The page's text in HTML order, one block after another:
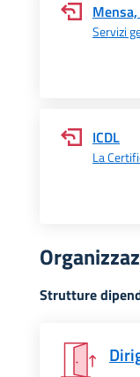
Servizi
ICDL
La
Strutture